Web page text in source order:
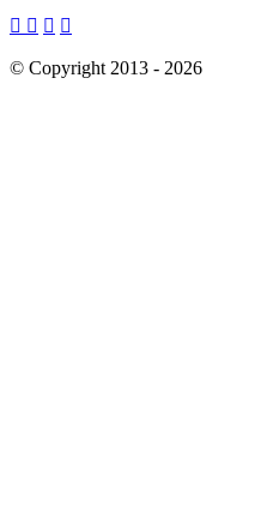
   
© Copyright 2013 - 2026